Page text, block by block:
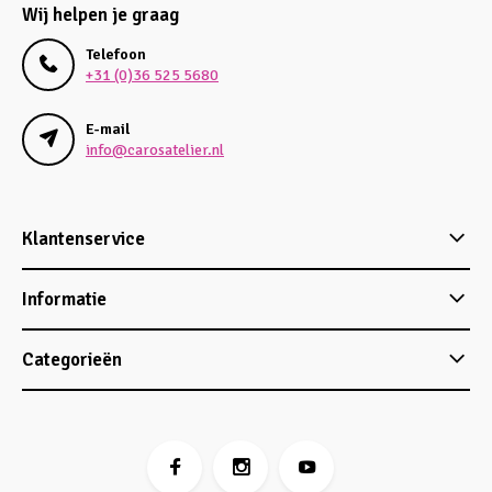
Wij helpen je graag
Telefoon
+31 (0)36 525 5680
E-mail
info@carosatelier.nl
Klantenservice
Informatie
Categorieën